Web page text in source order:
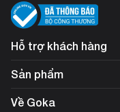
Hỗ trợ khách hàng
Sản phẩm
Về Goka